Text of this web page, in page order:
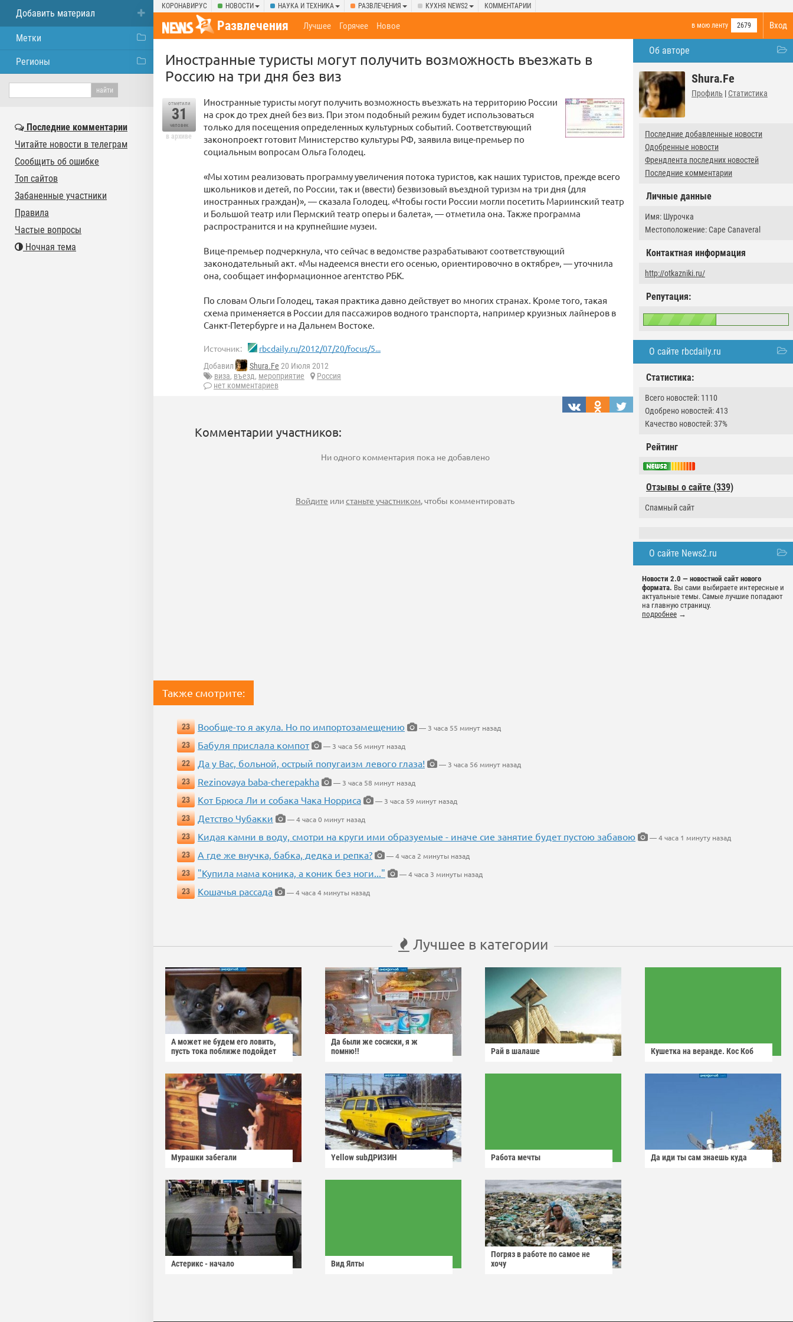
КОРОНАВИРУС НОВОСТИ НАУКА И ТЕХНИКА РАЗВЛЕЧЕНИЯ КУХНЯ NEWS2 КОММЕНТАРИИ
Вход
Развлечения в мою ленту 2679
Лучшее Горячее Новое
Об авторе
Shura.Fe
Профиль | Статистика
Последние добавленные новости
Одобренные новости
Френдлента последних новостей
Последние комментарии
Личные данные
Имя: Шурочка
Местоположение: Cape Canaveral
Контактная информация
http://otkazniki.ru/
Репутация:
О сайте rbcdaily.ru
Статистика:
Всего новостей: 1110
Одобрено новостей: 413
Качество новостей: 37%
Рейтинг
Отзывы о сайте (339)
Спамный сайт
О сайте News2.ru
Новости 2.0 — новостной сайт нового
формата. Вы сами выбираете интересные и
актуальные темы. Самые лучшие попадают
на главную страницу.
подробнее →
Иностранные туристы могут получить возможность въезжать в
Россию на три дня без виз
отметили
31
человек
в архиве
Иностранные туристы могут получить возможность въезжать на территорию России
на срок до трех дней без виз. При этом подобный режим будет использоваться
только для посещения определенных культурных событий. Соответствующий
законопроект готовит Министерство культуры РФ, заявила вице-премьер по
социальным вопросам Ольга Голодец.
«Мы хотим реализовать программу увеличения потока туристов, как наших туристов, прежде всего
школьников и детей, по России, так и (ввести) безвизовый въездной туризм на три дня (для
иностранных граждан)», — сказала Голодец. «Чтобы гости России могли посетить Мариинский театр
и Большой театр или Пермский театр оперы и балета», — отметила она. Также программа
распространится и на крупнейшие музеи.
Вице-премьер подчеркнула, что сейчас в ведомстве разрабатывают соответствующий
законодательный акт. «Мы надеемся внести его осенью, ориентировочно в октябре», — уточнила
она, сообщает информационное агентство РБК.
По словам Ольги Голодец, такая практика давно действует во многих странах. Кроме того, такая
схема применяется в России для пассажиров водного транспорта, например круизных лайнеров в
Санкт-Петербурге и на Дальнем Востоке.
Источник: rbcdaily.ru/2012/07/20/focus/5...
Добавил Shura.Fe 20 Июля 2012
виза, въезд, мероприятие
Россия
нет комментариев
Комментарии участников:
Ни одного комментария пока не добавлено
Войдите илистаньте участником, чтобы комментировать
Также смотрите:
23 Вообще-то я акула. Но по импортозамещению
— 3 часа 55 минут назад
23
Бабуля прислала компот
— 3 часа 56 минут назад
22
Да у Вас, больной, острый попугаизм левого глаза!
— 3 часа 56 минут назад
23
Rezinovaya baba-cherepakha
— 3 часа 58 минут назад
23
Кот Брюса Ли и собака Чака Норриса
— 3 часа 59 минут назад
23
Детство Чубакки
— 4 часа 0 минут назад
23
Кидая камни в воду, смотри на круги ими образуемые - иначе сие занятие будет пустою забавою
— 4 часа 1 минуту назад
23
А где же внучка, бабка, дедка и репка?
— 4 часа 2 минуты назад
23
"Купила мама коника, а коник без ноги..."
— 4 часа 3 минуты назад
23
Кошачья рассада — 4 часа 4 минуты назад
Лучшее в категории
А может не будем его ловить,
пусть тока поближе подойдет
Да были же сосиски, я ж
помню!!
Рай в шалаше Кушетка на веранде. Кос Коб
Мурашки забегали Yellow subДРИЗИН Работа мечты Да иди ты сам знаешь куда
Астерикс - начало Вид Ялты
Погряз в работе по самое не
хочу
Добавить материал
Метки
Регионы
Последние комментарии
Читайте новости в телеграм
Сообщить об ошибке
Топ сайтов
Забаненные участники
Правила
Частые вопросы
Ночная тема